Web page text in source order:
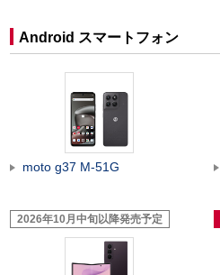
Android スマートフォン
moto g37 M-51G
2026年10月中旬以降発売予定